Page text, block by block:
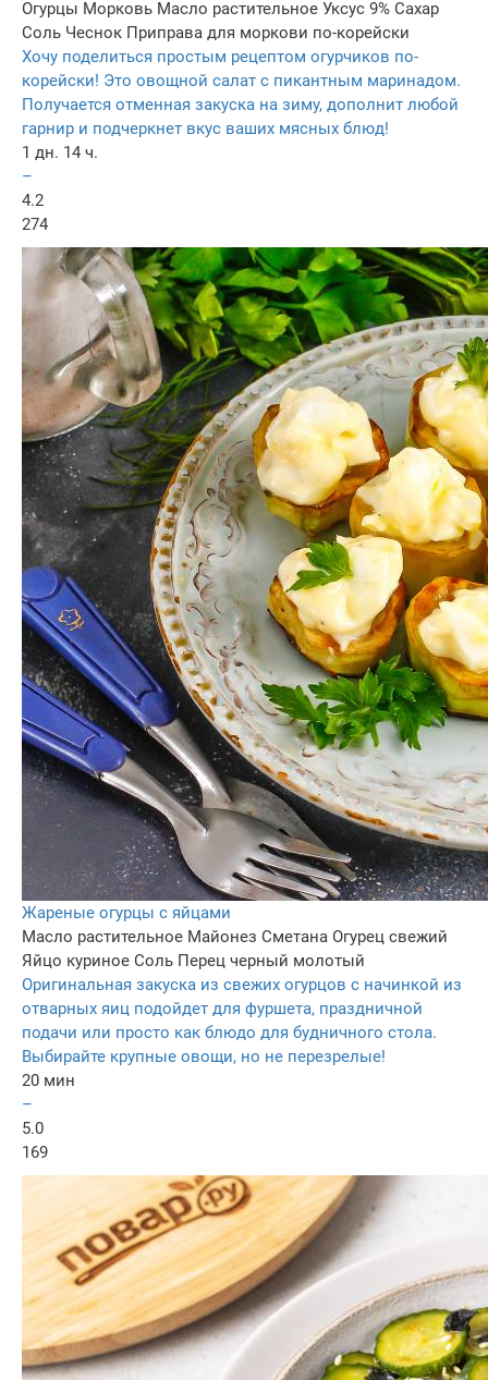
Огурцы Морковь Масло растительное Уксус 9% Сахар
Соль Чеснок Приправа для моркови по-корейски
Хочу поделиться простым рецептом огурчиков по-
корейски! Это овощной салат с пикантным маринадом.
Получается отменная закуска на зиму, дополнит любой
гарнир и подчеркнет вкус ваших мясных блюд!
1 дн. 14 ч.
–
4.2
274
Жареные огурцы с яйцами
Масло растительное Майонез Сметана Огурец свежий
Яйцо куриное Соль Перец черный молотый
Оригинальная закуска из свежих огурцов с начинкой из
отварных яиц подойдет для фуршета, праздничной
подачи или просто как блюдо для будничного стола.
Выбирайте крупные овощи, но не перезрелые!
20 мин
–
5.0
169